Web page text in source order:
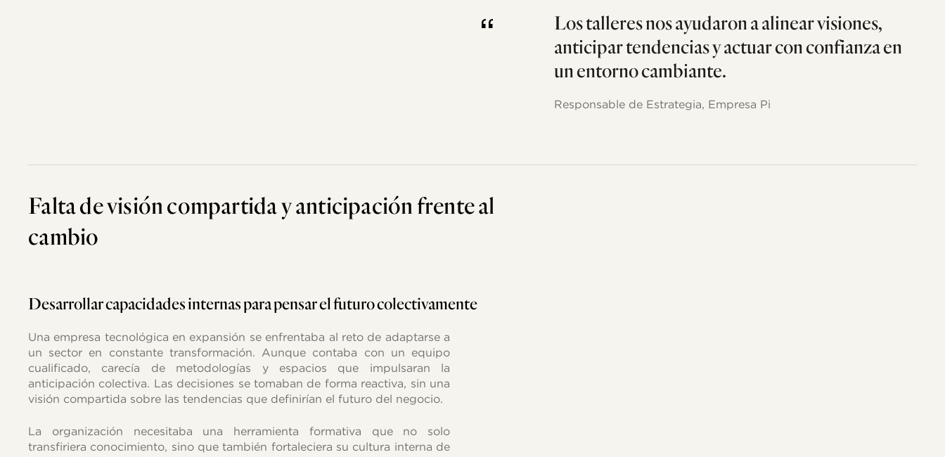
Los talleres nos ayudaron a alinear visiones,
anticipar tendencias y actuar con confianza en
un entorno cambiante.
Responsable de Estrategia, Empresa Pi
Faltadevisión compartida yanticipación frenteal
cambio
Desarrollarcapacidadesinternasparapensarelfuturocolectivamente
Una empresa tecnológica en expansión se enfrentaba al reto de adaptarse a
un sector en constante transformación. Aunque contaba con un equipo
cualificado, carecía de metodologías y espacios que impulsaran la
anticipación colectiva. Las decisiones se tomaban de forma reactiva, sin una
visión compartida sobre las tendencias que definirían el futuro del negocio.
La organización necesitaba una herramienta formativa que no solo
transfiriera conocimiento, sino que también fortaleciera su cultura interna de